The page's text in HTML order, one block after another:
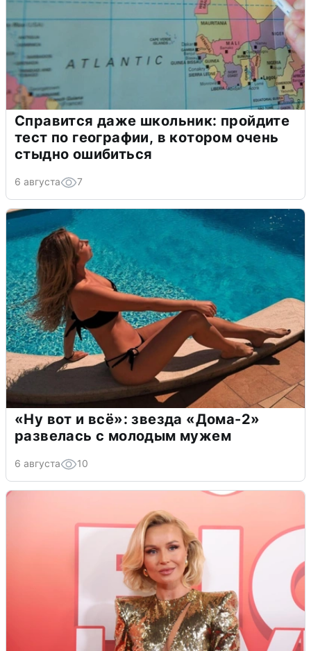
Справится даже школьник: пройдите
тест по географии, в котором очень
стыдно ошибиться
6 августа 7
«Ну вот и всё»: звезда «Дома-2»
развелась с молодым мужем
6 августа 10